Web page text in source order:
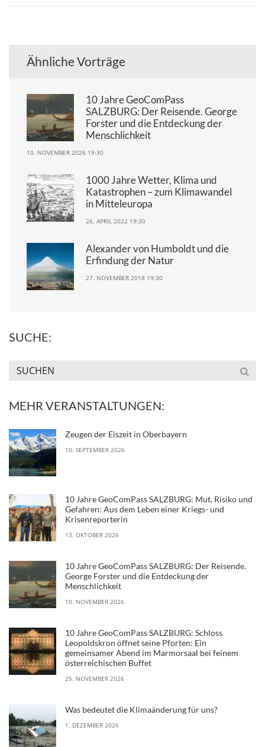
Ähnliche Vorträge
10 Jahre GeoComPass
SALZBURG: Der Reisende. George
Forster und die Entdeckung der
Menschlichkeit
10. NOVEMBER 2026 19:30
1000 Jahre Wetter, Klima und
Katastrophen – zum Klimawandel
in Mitteleuropa
26. APRIL 2022 19:30
Alexander von Humboldt und die
Erfindung der Natur
27. NOVEMBER 2018 19:30
SUCHE:
MEHR VERANSTALTUNGEN:
Zeugen der Eiszeit in Oberbayern
10. SEPTEMBER 2026
10 Jahre GeoComPass SALZBURG: Mut, Risiko und
Gefahren: Aus dem Leben einer Kriegs- und
Krisenreporterin
13. OKTOBER 2026
10 Jahre GeoComPass SALZBURG: Der Reisende.
George Forster und die Entdeckung der
Menschlichkeit
10. NOVEMBER 2026
10 Jahre GeoComPass SALZBURG: Schloss
Leopoldskron öffnet seine Pforten: Ein
gemeinsamer Abend im Marmorsaal bei feinem
österreichischen Buffet
25. NOVEMBER 2026
Was bedeutet die Klimaänderung für uns?
1. DEZEMBER 2026